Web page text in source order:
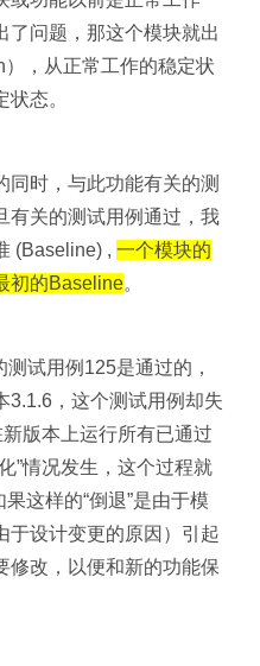
了问题，那这个模块就出
），从正常工作的稳定状
态。
同时，与此功能有关的测
有关的测试用例通过，我
(Baseline) , 一个模块的
初的Baseline。
试用例125是通过的，
3.1.6，这个测试用例却失
版本上运行所有已通过
”情况发生，这个过程就
这样的“倒退”是由于模
于设计变更的原因）引起
修改，以便和新的功能保